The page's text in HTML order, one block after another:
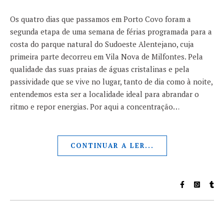
Os quatro dias que passamos em Porto Covo foram a
segunda etapa de uma semana de férias programada para a
costa do parque natural do Sudoeste Alentejano, cuja
primeira parte decorreu em Vila Nova de Milfontes. Pela
qualidade das suas praias de águas cristalinas e pela
passividade que se vive no lugar, tanto de dia como à noite,
entendemos esta ser a localidade ideal para abrandar o
ritmo e repor energias. Por aqui a concentração…
CONTINUAR A LER...